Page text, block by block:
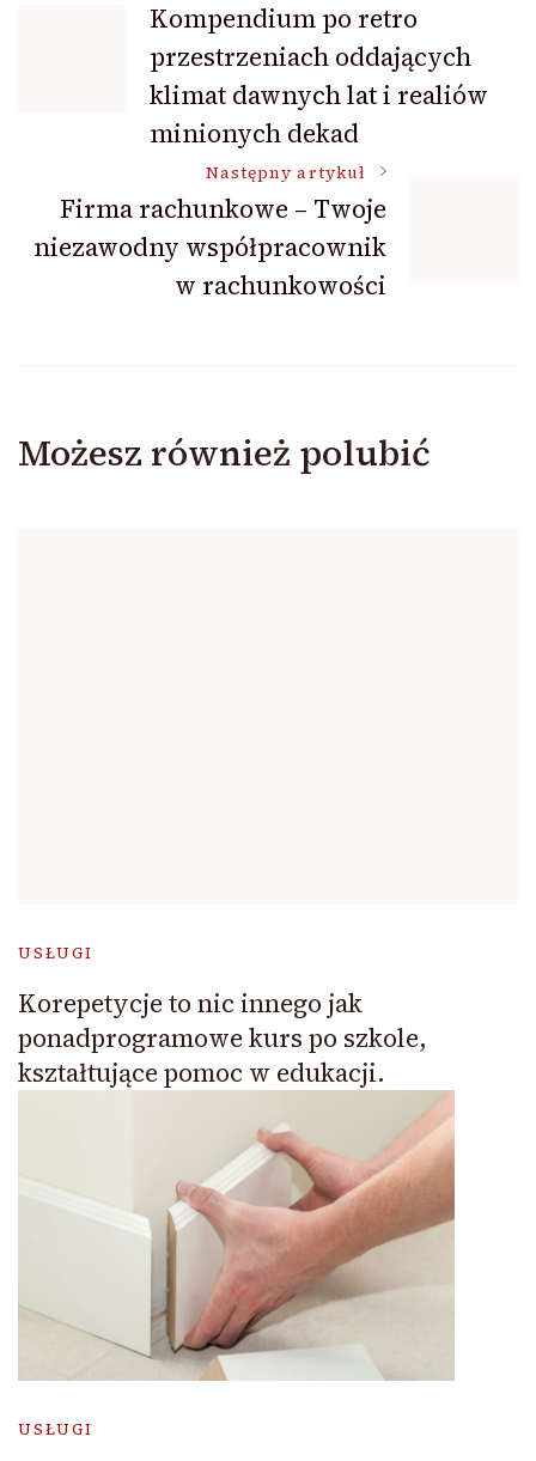
wpisu
Kompendium po retro
przestrzeniach oddających
klimat dawnych lat i realiów
minionych dekad
Następny artykuł
Firma rachunkowe – Twoje
niezawodny współpracownik
w rachunkowości
Możesz również polubić
USŁUGI
Korepetycje to nic innego jak
ponadprogramowe kurs po szkole,
kształtujące pomoc w edukacji.
USŁUGI